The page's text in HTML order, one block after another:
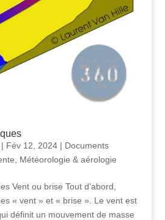
| Fév 12, 2024| Documents
Météorologie & aérologie
Vent ou brise Tout d’abord,
« vent » et « brise ». Le vent est
définit un mouvement de masse